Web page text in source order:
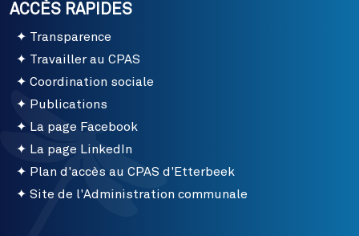
ACCÈS RAPIDES
Transparence
Travailler au CPAS
Coordination sociale
Publications
La page Facebook
La page LinkedIn
Plan d'accès au CPAS d'Etterbeek
Site de l'Administration communale